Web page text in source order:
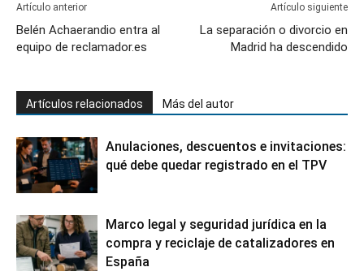
Artículo anterior
Belén Achaerandio entra al
equipo de reclamador.es
Artículo siguiente
La separación o divorcio en
Madrid ha descendido
Artículos relacionados Más del autor
Anulaciones, descuentos e invitaciones:
qué debe quedar registrado en el TPV
Marco legal y seguridad jurídica en la
compra y reciclaje de catalizadores en
España